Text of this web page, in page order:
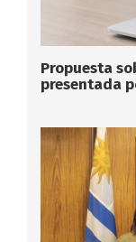
Propuesta
presentada